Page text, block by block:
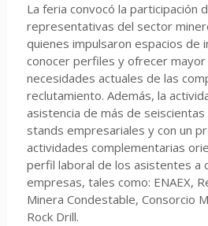
La feria convocó la participación
representativas del sector
quienes impulsaron espacios de
conocer perfiles y ofrecer
necesidades actuales de las
reclutamiento. Además, la
asistencia de más de
stands empresariales y con un
actividades complementarias
perfil laboral de los asistentes a
empresas, tales como: ENAEX,
Minera Condestable, Consorcio
Rock Drill.